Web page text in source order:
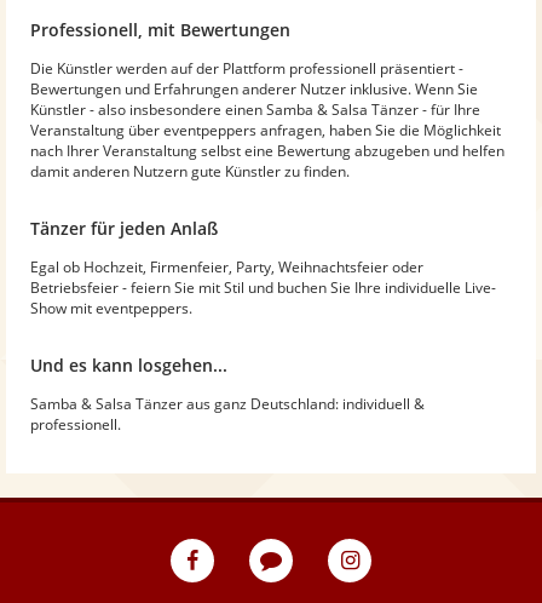
Professionell, mit Bewertungen
Die Künstler werden auf der Plattform professionell präsentiert -
Bewertungen und Erfahrungen anderer Nutzer inklusive. Wenn Sie
Künstler - also insbesondere einen Samba & Salsa Tänzer - für Ihre
Veranstaltung über eventpeppers anfragen, haben Sie die Möglichkeit
nach Ihrer Veranstaltung selbst eine Bewertung abzugeben und helfen
damit anderen Nutzern gute Künstler zu finden.
Tänzer für jeden Anlaß
Egal ob Hochzeit, Firmenfeier, Party, Weihnachtsfeier oder
Betriebsfeier - feiern Sie mit Stil und buchen Sie Ihre individuelle Live-
Show mit eventpeppers.
Und es kann losgehen...
Samba & Salsa Tänzer aus ganz Deutschland: individuell &
professionell.
eventpeppers
Blog
eventpeppers